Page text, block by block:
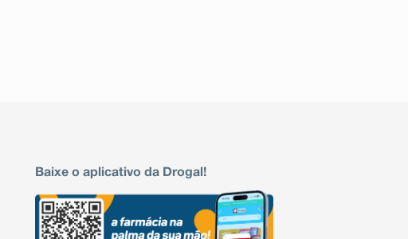
Baixe o aplicativo da Drogal!